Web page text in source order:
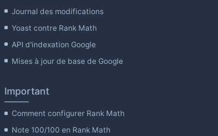
Journal des modifications
Yoast contre Rank Math
API d'indexation Google
Mises à jour de base de Google
Important
Comment configurer Rank Math
Note 100/100 en Rank Math